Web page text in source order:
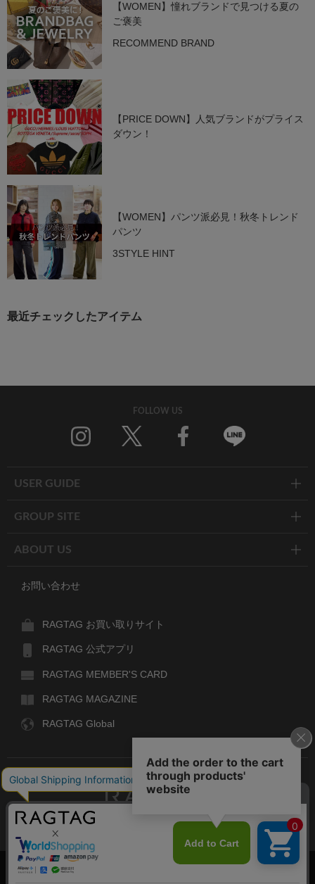
【WOMEN】憧れブランドで見つける夏の
ご褒美
RECOMMEND BRAND
【PRICE DOWN】人気ブランドがプライス
ダウン！
【WOMEN】パンツ派必見！秋冬トレンド
パンツ
3STYLE HINT
最近チェックしたアイテム
FOLLOW US
USER GUIDE
GROUP SITE
ABOUT US
お問い合わせ
RAGTAG お買い取りサイト
RAGTAG 公式アプリ
RAGTAG MEMBER'S CARD
RAGTAG MAGAZINE
RAGTAG Global
デザイナーズブランドのユーズド・セレクトショップ